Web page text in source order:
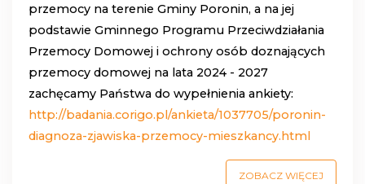
przemocy na terenie Gminy Poronin, a na jej
podstawie Gminnego Programu Przeciwdziałania
Przemocy Domowej i ochrony osób doznających
przemocy domowej na lata 2024 - 2027
zachęcamy Państwa do wypełnienia ankiety:
http://badania.corigo.pl/ankieta/1037705/poronin-
diagnoza-zjawiska-przemocy-mieszkancy.html
ZOBACZ WIĘCEJ